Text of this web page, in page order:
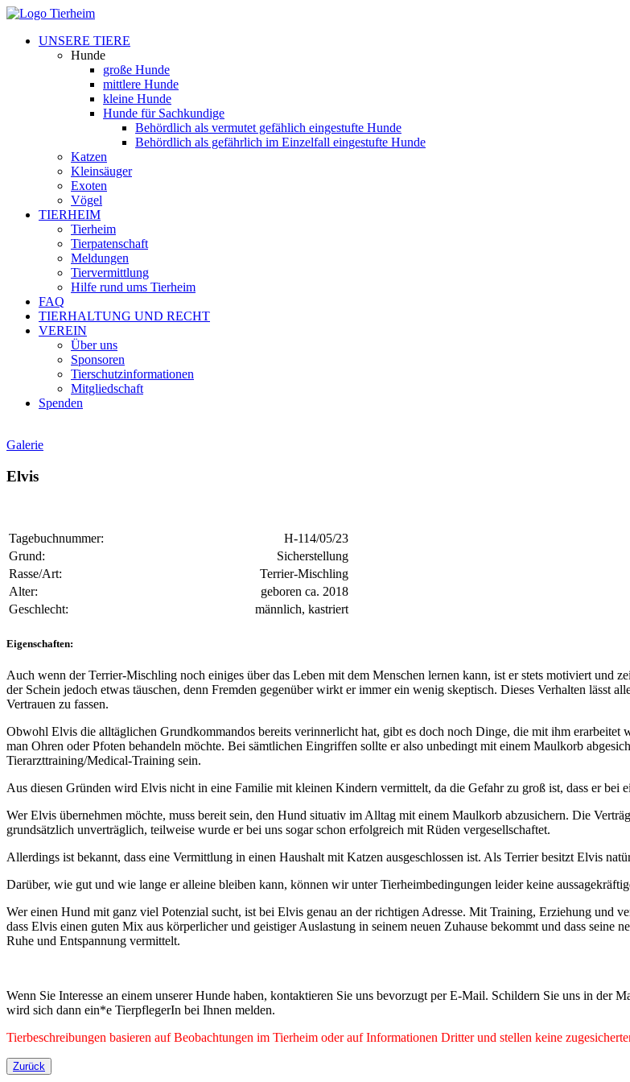
UNSERE TIERE
Hunde
große Hunde
mittlere Hunde
kleine Hunde
Hunde für Sachkundige
Behördlich als vermutet gefählich eingestufte Hunde
Behördlich als gefährlich im Einzelfall eingestufte Hunde
Katzen
Kleinsäuger
Exoten
Vögel
TIERHEIM
Tierheim
Tierpatenschaft
Meldungen
Tiervermittlung
Hilfe rund ums Tierheim
FAQ
TIERHALTUNG UND RECHT
VEREIN
Über uns
Sponsoren
Tierschutzinformationen
Mitgliedschaft
Spenden
Galerie
Elvis
Tagebuchnummer:
H-114/05/23
Grund:
Sicherstellung
Rasse/Art:
Terrier-Mischling
Alter:
geboren ca. 2018
Geschlecht:
männlich, kastriert
Eigenschaften:
Auch wenn der Terrier-Mischling noch einiges über das Leben mit dem Menschen lernen kann, ist er stets motiviert und
der Schein jedoch etwas täuschen, denn Fremden gegenüber wirkt er immer ein wenig skeptisch. Dieses Verhalten lässt
Vertrauen zu fassen.
Obwohl Elvis die alltäglichen Grundkommandos bereits verinnerlicht hat, gibt es doch noch Dinge, die mit ihm erarbeitet
man Ohren oder Pfoten behandeln möchte. Bei sämtlichen Eingriffen sollte er also unbedingt mit einem Maulkorb
Tierarzttraining/Medical-Training sein.
Aus diesen Gründen wird Elvis nicht in eine Familie mit kleinen Kindern vermittelt, da die Gefahr zu groß ist, dass er bei
Wer Elvis übernehmen möchte, muss bereit sein, den Hund situativ im Alltag mit einem Maulkorb abzusichern. Die
grundsätzlich unverträglich, teilweise wurde er bei uns sogar schon erfolgreich mit Rüden vergesellschaftet.
Allerdings ist bekannt, dass eine Vermittlung in einen Haushalt mit Katzen ausgeschlossen ist. Als Terrier besitzt Elvis
Darüber, wie gut und wie lange er alleine bleiben kann, können wir unter Tierheimbedingungen leider keine
Wer einen Hund mit ganz viel Potenzial sucht, ist bei Elvis genau an der richtigen Adresse. Mit Training, Erziehung und
dass Elvis einen guten Mix aus körperlicher und geistiger Auslastung in seinem neuen Zuhause bekommt und dass seine
Ruhe und Entspannung vermittelt.
Wenn Sie Interesse an einem unserer Hunde haben, kontaktieren Sie uns bevorzugt per E-Mail. Schildern Sie uns in der
wird sich dann ein*e TierpflegerIn bei Ihnen melden.
Tierbeschreibungen basieren auf Beobachtungen im Tierheim oder auf Informationen Dritter und stellen keine
Zurück